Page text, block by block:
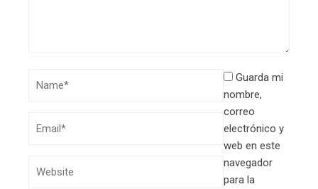
Guarda mi
nombre,
correo
electrónico y
web en este
navegador
para la